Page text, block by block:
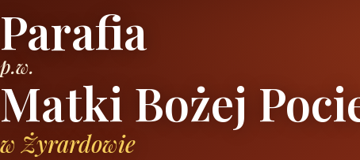
Parafia
p.w.
Matki Bożej
w Żyrardowie